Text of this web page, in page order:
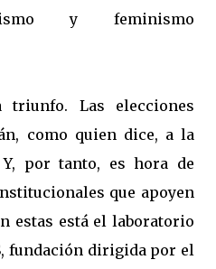
y feminismo
Las elecciones
como quien dice, a la
por tanto, es hora de
que apoyen
estas está el laboratorio
fundación dirigida por el